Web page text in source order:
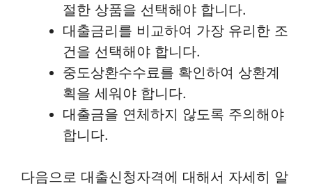
절한 상품을 선택해야 합니다.
대출금리를 비교하여 가장 유리한 조
건을 선택해야 합니다.
중도상환수수료를 확인하여 상환계
획을 세워야 합니다.
대출금을 연체하지 않도록 주의해야
합니다.
다음으로 대출신청자격에 대해서 자세히 알